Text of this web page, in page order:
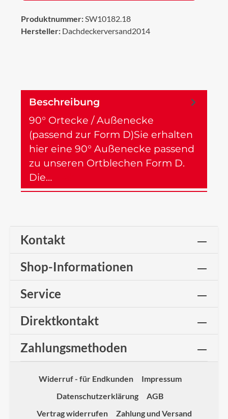
Produktnummer:SW10182.18
Hersteller: Dachdeckerversand2014
Beschreibung
90° Ortecke / Außenecke
(passend zur Form D)Sie erhalten
hier eine 90° Außenecke passend
zu unseren Ortblechen Form D.
Die…
Kontakt
Shop-Informationen
Service
Direktkontakt
Zahlungsmethoden
Widerruf - für Endkunden
Impressum
Datenschutzerklärung
AGB
Vertrag widerrufen
Zahlung und Versand